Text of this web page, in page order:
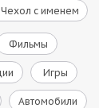
Чехол c именем
Фильмы
Игры
Автомобили